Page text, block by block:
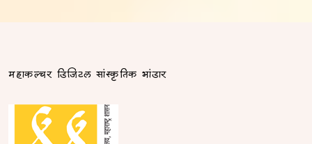
महाकल्चर डिजिटल सांस्कृतिक भांडार